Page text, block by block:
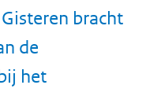
bracht
de
het